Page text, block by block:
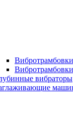
вибраторы